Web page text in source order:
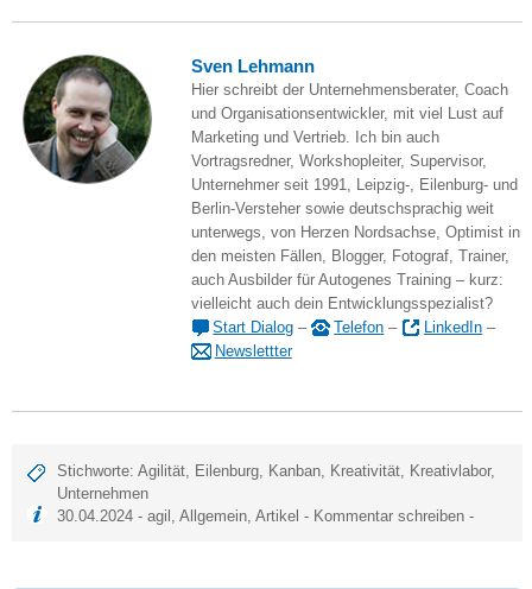
Sven Lehmann
Hier schreibt der Unternehmensberater, Coach
und Organisationsentwickler, mit viel Lust auf
Marketing und Vertrieb. Ich bin auch
Vortragsredner, Workshopleiter, Supervisor,
Unternehmer seit 1991, Leipzig-, Eilenburg- und
Berlin-Versteher sowie deutschsprachig weit
unterwegs, von Herzen Nordsachse, Optimist in
den meisten Fällen, Blogger, Fotograf, Trainer,
auch Ausbilder für Autogenes Training – kurz:
vielleicht auch dein Entwicklungsspezialist?
Start Dialog – Telefon – LinkedIn –
Newslettter
Stichworte:Agilität Eilenburg Kanban Kreativität Kreativlabor,
Unternehmen
30.04.2024 -agil ,Allgemein ,Artikel - Kommentar schreiben -